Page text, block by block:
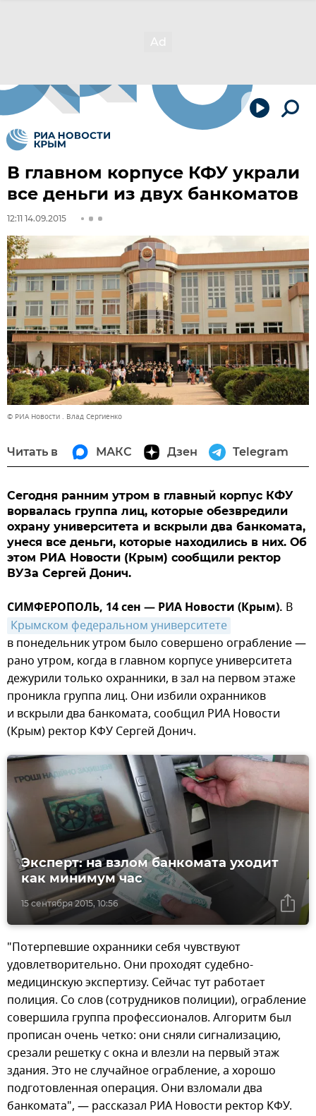
В главном корпусе КФУ украли
все деньги из двух банкоматов
12:11 14.09.2015
© РИА Новости . Влад Сергиенко
Читать в МАКС Дзен Telegram
Сегодня ранним утром в главный корпус КФУ
ворвалась группа лиц, которые обезвредили
охрану университета и вскрыли два банкомата,
унеся все деньги, которые находились в них. Об
этом РИА Новости (Крым) сообщили ректор
ВУЗа Сергей Донич.
СИМФЕРОПОЛЬ, 14 сен — РИА Новости (Крым). В
Крымском федеральном университете
в понедельник утром было совершено ограбление —
рано утром, когда в главном корпусе университета
дежурили только охранники, в зал на первом этаже
проникла группа лиц. Они избили охранников
и вскрыли два банкомата, сообщил РИА Новости
(Крым) ректор КФУ Сергей Донич.
15 сентября 2015, 10:56
Эксперт: на взлом банкомата уходит
как минимум час
"Потерпевшие охранники себя чувствуют
удовлетворительно. Они проходят судебно-
медицинскую экспертизу. Сейчас тут работает
полиция. Со слов (сотрудников полиции), ограбление
совершила группа профессионалов. Алгоритм был
прописан очень четко: они сняли сигнализацию,
срезали решетку с окна и влезли на первый этаж
здания. Это не случайное ограбление, а хорошо
подготовленная операция. Они взломали два
банкомата", — рассказал РИА Новости ректор КФУ.